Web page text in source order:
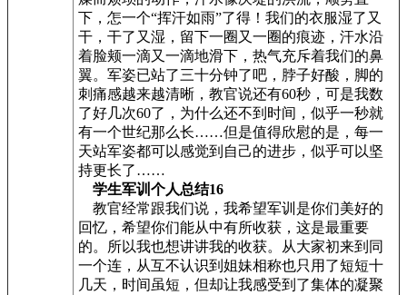
下，怎一个“挥汗如雨”了得！我们的衣服湿了又
干，干了又湿，留下一圈又一圈的痕迹，汗水沿
着脸颊一滴又一滴地滑下，热气充斥着我们的鼻
翼。军姿已站了三十分钟了吧，脖子好酸，脚的
刺痛感越来越清晰，教官说还有60秒，可是我数
了好几次60了，为什么还不到时间，似乎一秒就
有一个世纪那么长……但是值得欣慰的是，每一
天站军姿都可以感觉到自己的进步，似乎可以坚
持更长了……
学生军训个人总结16
教官经常跟我们说，我希望军训是你们美好的
回忆，希望你们能从中有所收获，这是最重要
的。所以我也想讲讲我的收获。从大家初来到同
一个连，从互不认识到姐妹相称也只用了短短十
几天，时间虽短，但却让我感受到了集体的凝聚